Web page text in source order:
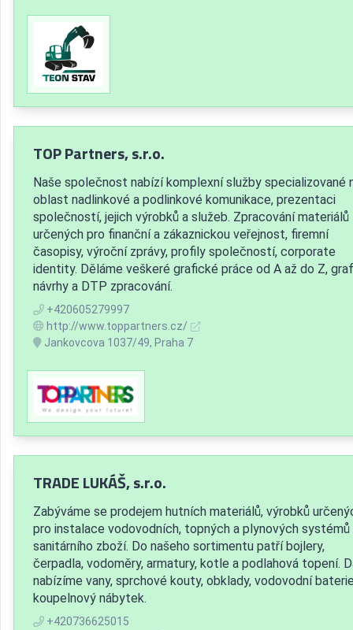
TOP Partners, s.r.o.
Naše společnost nabízí komplexní služby specializované
oblast nadlinkové a podlinkové komunikace, prezentaci
společností, jejich výrobků a služeb. Zpracování materiálů
určených pro finanční a zákaznickou veřejnost, firemní
časopisy, výroční zprávy, profily společností, corporate
identity. Děláme veškeré grafické práce od A až do Z,
návrhy a DTP zpracování.
+420605279997
http://www.toppartners.cz/
Jankovcova 1037/49, Praha 7
TRADE LUKÁŠ, s.r.o.
Zabýváme se prodejem hutních materiálů, výrobků
pro instalace vodovodních, topných a plynových systémů
sanitárního zboží. Do našeho sortimentu patří bojlery,
čerpadla, vodoměry, armatury, kotle a podlahová topení.
nabízíme vany, sprchové kouty, obklady, vodovodní
koupelnový nábytek.
+420736625015